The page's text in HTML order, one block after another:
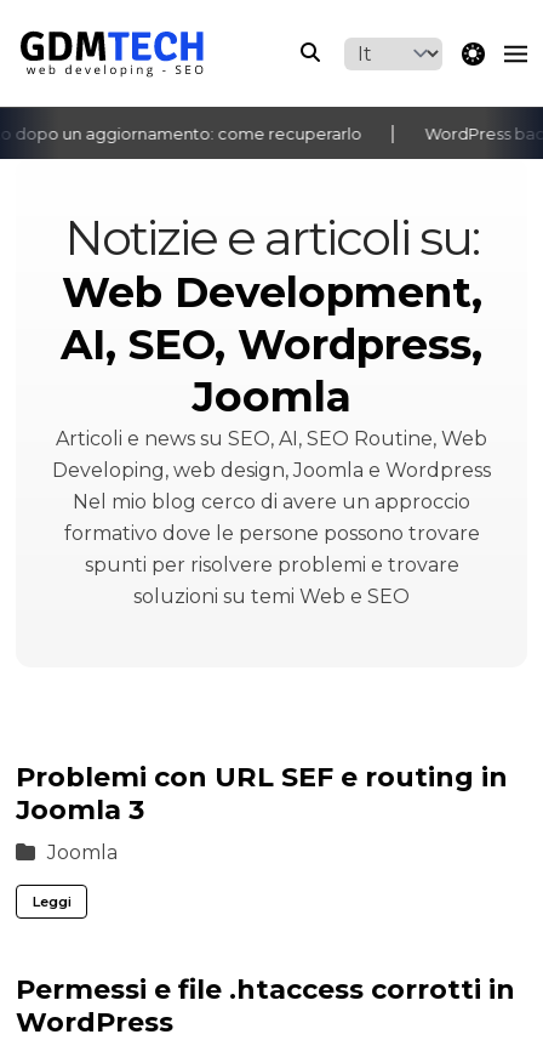
theme
un aggiornamento: come recuperarlo WordPress
‹ ›
Notizie e articoli su:
Web Development,
AI, SEO, Wordpress,
Joomla
Articoli e news su SEO, AI, SEO Routine, Web
Developing, web design, Joomla e Wordpress
Nel mio blog cerco di avere un approccio
formativo dove le persone possono trovare
spunti per risolvere problemi e trovare
soluzioni su temi Web e SEO
Problemi con URL SEF e routing in
Joomla 3
Joomla
Leggi
Permessi e file .htaccess corrotti in
WordPress